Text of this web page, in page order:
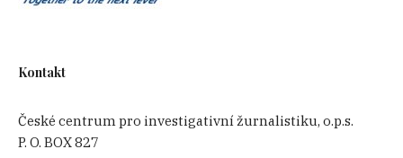
Kontakt
České centrum pro investigativní žurnalistiku, o.p.s.
P. O. BOX 827